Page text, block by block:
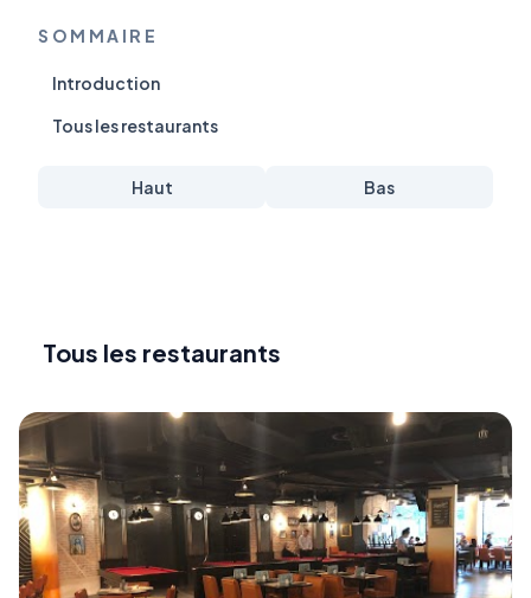
SOMMAIRE
Introduction
Tous les restaurants
Haut Bas
Tous les restaurants